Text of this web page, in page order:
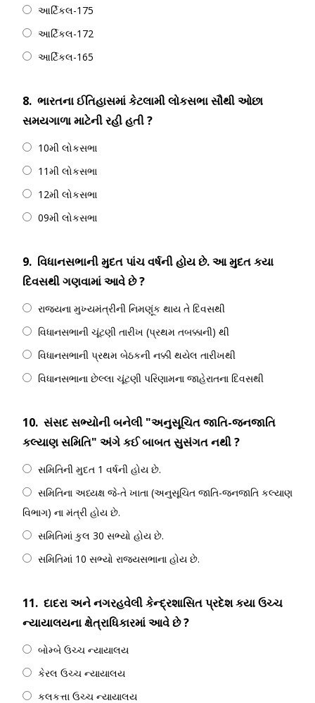
આર્ટિકલ-175
આર્ટિકલ-172
આર્ટિકલ-165
8. ભારતના ઈતિહાસમાં કેટલામી લોકસભા સૌથી ઓછા
સમયગાળા માટેની રહી હતી ?
10મી લોકસભા
11મી લોકસભા
12મી લોકસભા
09મી લોકસભા
9. વિધાનસભાની મુદત પાંચ વર્ષની હોય છે. આ મુદત કયા
દિવસથી ગણવામાં આવે છે ?
રાજ્યના મુખ્યમંત્રીની નિમણૂંક થાય તે દિવસથી
વિધાનસભાની ચૂંટણી તારીખ (પ્રથમ તબક્કાની) થી
વિધાનસભાની પ્રથમ બેઠકની નક્કી થયેલ તારીખથી
વિધાનસભાના છેલ્લા ચૂંટણી પરિણામના જાહેરાતના દિવસથી
10. સંસદ સભ્યોની બનેલી "અનુસૂચિત જાતિ-જનજાતિ
કલ્યાણ સમિતિ" અંગે કઈ બાબત સુસંગત નથી ?
સમિતિની મુદત 1 વર્ષની હોય છે.
સમિતિના અધ્યક્ષ જે-તે ખાતા (અનુસૂચિત જાતિ-જનજાતિ કલ્યાણ
વિભાગ) ના મંત્રી હોય છે.
સમિતિમાં કુલ 30 સભ્યો હોય છે.
સમિતિમાં 10 સભ્યો રાજ્યસભાના હોય છે.
11. દાદરા અને નગરહવેલી કેન્દ્રશાસિત પ્રદેશ કયા ઉચ્ચ
ન્યાયાલયના ક્ષેત્રાધિકારમાં આવે છે ?
બોમ્બે ઉચ્ચ ન્યાયાલય
કેરલ ઉચ્ચ ન્યાયાલય
કલકત્તા ઉચ્ચ ન્યાયાલય